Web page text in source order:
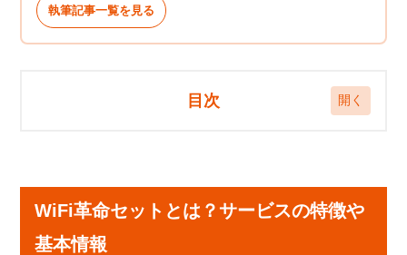
執筆記事一覧を見る
目次
ホームルーター「モバレコAir」の詳細
ポケット型WiFi「ONE MOBILE」の詳細
WiFi革命セットの料金プランを解説！
WiFi革命セットとは？サービスの特徴や
基本情報